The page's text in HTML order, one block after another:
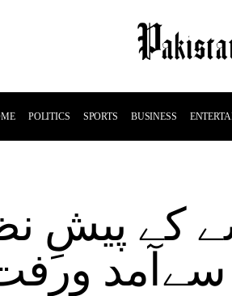
POLITICS SPORTS BUSINESS
کے پیشِ
سےآمد